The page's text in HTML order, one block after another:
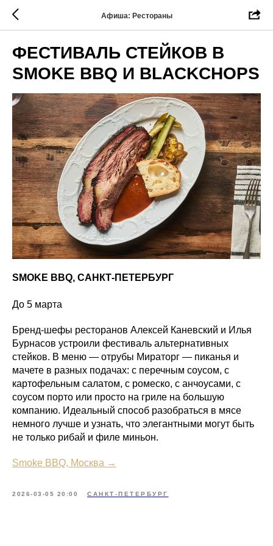
Афиша: Рестораны
ФЕСТИВАЛЬ СТЕЙКОВ В
SMOKE BBQ И BLACKCHOPS
SMOKE BBQ, САНКТ-ПЕТЕРБУРГ
До 5 марта
Бренд-шефы ресторанов Алексей Каневский и Илья
Бурнасов устроили фестиваль альтернативных
стейков. В меню — отрубы Мираторг — пиканья и
мачете в разных подачах: с перечным соусом, с
картофельным салатом, с ромеско, с анчоусами, с
соусом порто или просто на гриле на большую
компанию. Идеальный способ разобраться в мясе
немного лучше и узнать, что элегантными могут быть
не только рибай и филе миньон.
Smoke BBQ, Москва →
2026-03-05 20:00 САНКТ-ПЕТЕРБУРГ